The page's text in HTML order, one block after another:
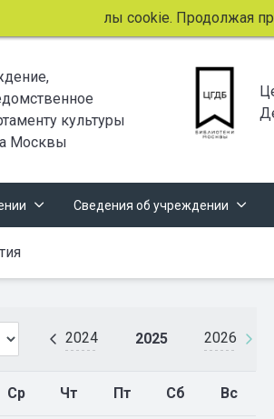
файлы cookie. Продолжая
культуры
Москвы
Сведения об учреждении
2024 2025 2026
Ср Чт Пт Сб Вс